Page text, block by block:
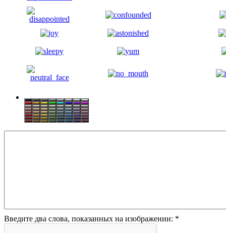
Введите два слова, показанных на изображении: *